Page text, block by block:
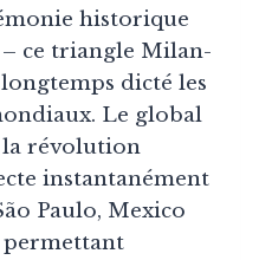
historique
ce triangle Milan-
dicté les
Le global
la révolution
instantanément
Paulo, Mexico
permettant